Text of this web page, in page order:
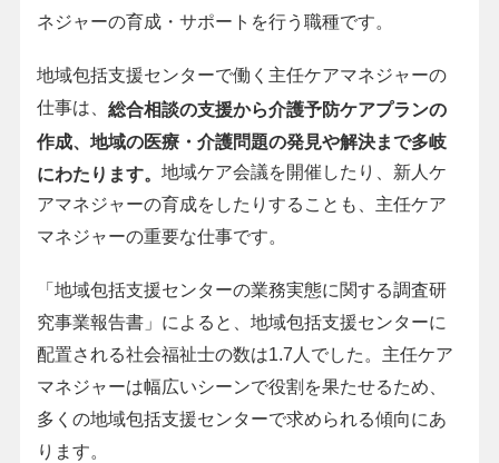
ネジャーの育成・サポートを行う職種です。
地域包括支援センターで働く主任ケアマネジャーの
仕事は、 総合相談の支援から介護予防ケアプランの
作成、地域の医療・介護問題の発見や解決まで多岐
にわたります。 地域ケア会議を開催したり、新人ケ
アマネジャーの育成をしたりすることも、主任ケア
マネジャーの重要な仕事です。
「地域包括支援センターの業務実態に関する調査研
究事業報告書」によると、地域包括支援センターに
配置される社会福祉士の数は1.7人でした。主任ケア
マネジャーは幅広いシーンで役割を果たせるため、
多くの地域包括支援センターで求められる傾向にあ
ります。